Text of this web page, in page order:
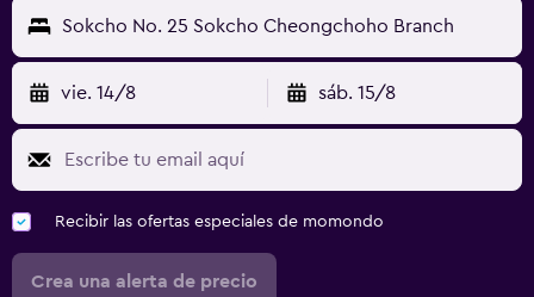
Sokcho No. 25 Sokcho Cheongchoho Branch
vie. 14/8 sáb. 15/8
Recibir las ofertas especiales de momondo
Crea una alerta de precio